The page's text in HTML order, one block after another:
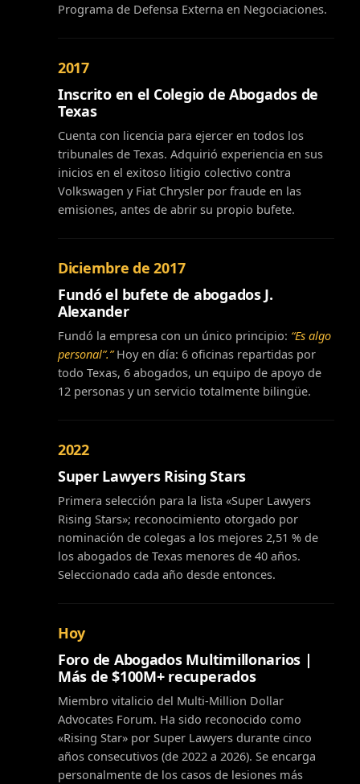
Programa de Defensa Externa en Negociaciones.
2017
Inscrito en el Colegio de Abogados de
Texas
Cuenta con licencia para ejercer en todos los
tribunales de Texas. Adquirió experiencia en sus
inicios en el exitoso litigio colectivo contra
Volkswagen y Fiat Chrysler por fraude en las
emisiones, antes de abrir su propio bufete.
Diciembre de 2017
Fundó el bufete de abogados J.
Alexander
Fundó la empresa con un único principio: “Es algo
personal”.”Hoy en día: 6 oficinas repartidas por
todo Texas, 6 abogados, un equipo de apoyo de
12 personas y un servicio totalmente bilingüe.
2022
Super Lawyers Rising Stars
Primera selección para la lista «Super Lawyers
Rising Stars»; reconocimiento otorgado por
nominación de colegas a los mejores 2,51 % de
los abogados de Texas menores de 40 años.
Seleccionado cada año desde entonces.
Hoy
Foro de Abogados Multimillonarios |
Más de $100M+ recuperados
Miembro vitalicio del Multi-Million Dollar
Advocates Forum. Ha sido reconocido como
«Rising Star» por Super Lawyers durante cinco
años consecutivos (de 2022 a 2026). Se encarga
personalmente de los casos de lesiones más